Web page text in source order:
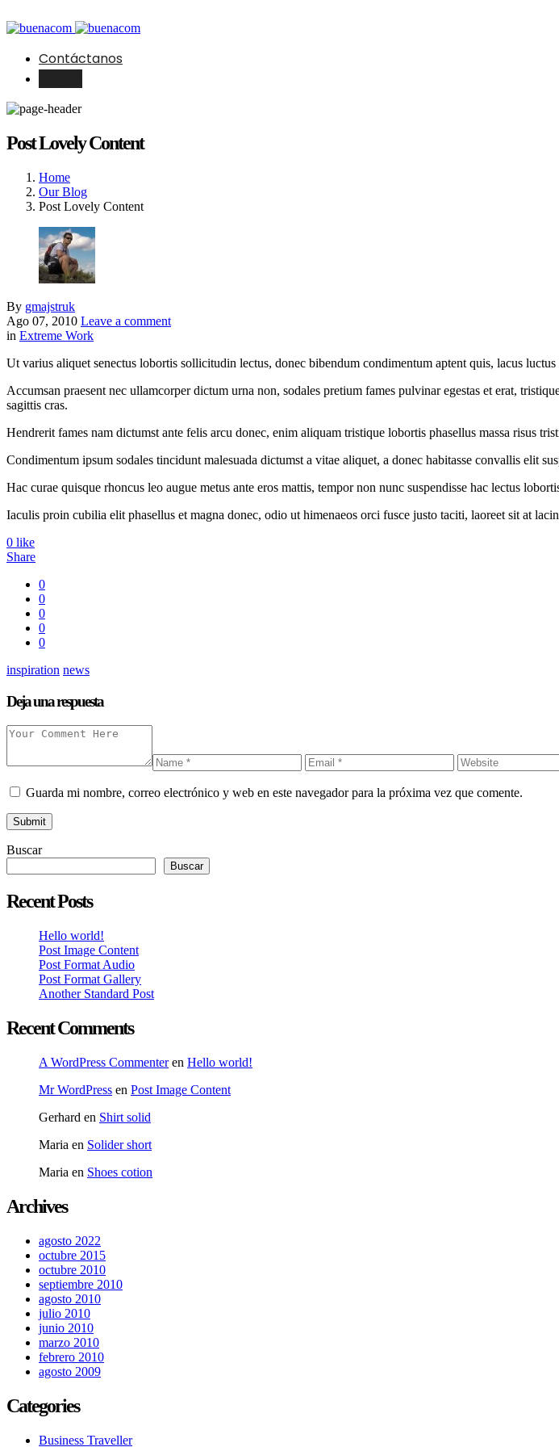
Contáctanos
Post Lovely Content
Home
Our Blog
Post Lovely Content
By gmajstruk
Ago 07, 2010 Leave a comment
in Extreme Work
Ut varius aliquet senectus lobortis sollicitudin lectus, donec bibendum condimentum aptent quis, lacus
Accumsan praesent nec ullamcorper dictum urna non, sodales pretium fames pulvinar egestas et erat,
sagittis cras.
Hendrerit fames nam dictumst ante felis arcu donec, enim aliquam tristique lobortis phasellus massa risus
Condimentum ipsum sodales tincidunt malesuada dictumst a vitae aliquet, a donec habitasse convallis elit
Hac curae quisque rhoncus leo augue metus ante eros mattis, tempor non nunc suspendisse hac lectus
Iaculis proin cubilia elit phasellus et magna donec, odio ut himenaeos orci fusce justo taciti, laoreet sit at
0 like
Share
0
0
0
0
0
inspiration news
Deja una respuesta
Guarda mi nombre, correo electrónico y web en este navegador para la próxima vez que comente.
Buscar
Buscar
Recent Posts
Hello world!
Post Image Content
Post Format Audio
Post Format Gallery
Another Standard Post
Recent Comments
A WordPress Commenteren Hello world!
Mr WordPress en Post Image Content
Gerhard en Shirt solid
Maria en Solider short
Maria en Shoes cotion
Archives
agosto 2022
octubre 2015
octubre 2010
septiembre 2010
agosto 2010
julio 2010
junio 2010
marzo 2010
febrero 2010
agosto 2009
Categories
Business Traveller